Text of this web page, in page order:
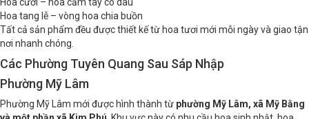
Hoa cưới – hoa cầm tay cô dâu
Hoa tang lễ – vòng hoa chia buồn
Tất cả sản phẩm đều được thiết kế từ hoa tươi mới mỗi ngày và giao tận
nơi nhanh chóng.
Các Phường Tuyên Quang Sau Sáp Nhập
Phường Mỹ Lâm
Phường Mỹ Lâm mới được hình thành từphường Mỹ Lâm, xã Mỹ Bằng